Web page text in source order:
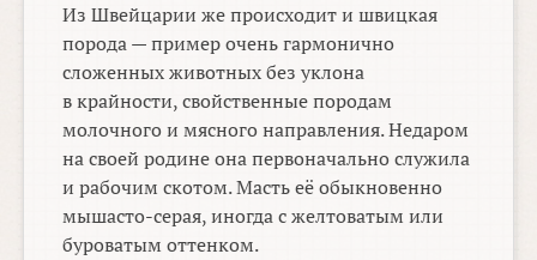
Из Швейцарии же происходит и швицкая
порода — пример очень гармонично
сложенных животных без уклона
в крайности, свойственные породам
молочного и мясного направления. Недаром
на своей родине она первоначально служила
и рабочим скотом. Масть её обыкновенно
мышасто-серая, иногда с желтоватым или
буроватым оттенком.